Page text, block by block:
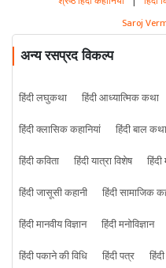
Saroj
अन्य रसप्रद विकल्प
हिंदी लघुकथा हिंदी आध्यात्मिक कथा
हिंदी क्लासिक कहानियां
हिंदी बाल
हिंदी कविता
हिंदी यात्रा विशेष
हिंदी जासूसी कहानी
हिंदी सामाजिक
हिंदी मानवीय विज्ञान
हिंदी मनोविज्ञान
हिंदी पकाने की विधि
हिंदी पत्र